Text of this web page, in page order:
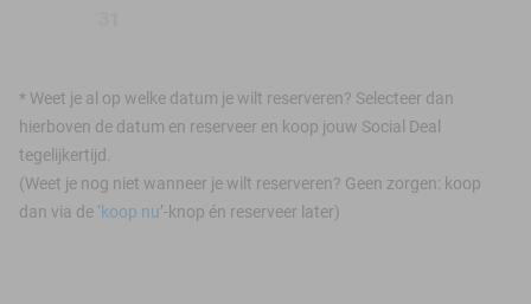
* Weet je al op welke datum je wilt reserveren? Selecteer dan
hierboven de datum en reserveer en koop jouw Social Deal
tegelijkertijd.
(Weet je nog niet wanneer je wilt reserveren? Geen zorgen: koop
dan via de ‘koop nu’-knop én reserveer later)